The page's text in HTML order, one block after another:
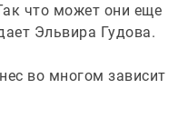
что может они еще
Эльвира Гудова.
во многом зависит